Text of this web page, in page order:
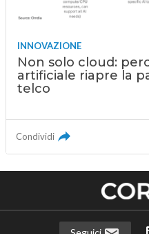
INNOVAZIONE
Non solo cloud:
artificiale riapre la
telco
Condividi